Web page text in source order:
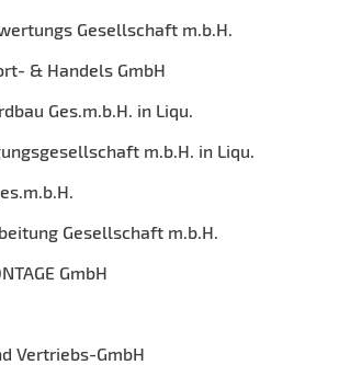
Gesellschaft m.b.H.
& Handels GmbH
Ges.m.b.H. in Liqu.
m.b.H. in Liqu.
Gesellschaft m.b.H.
GmbH
Vertriebs-GmbH